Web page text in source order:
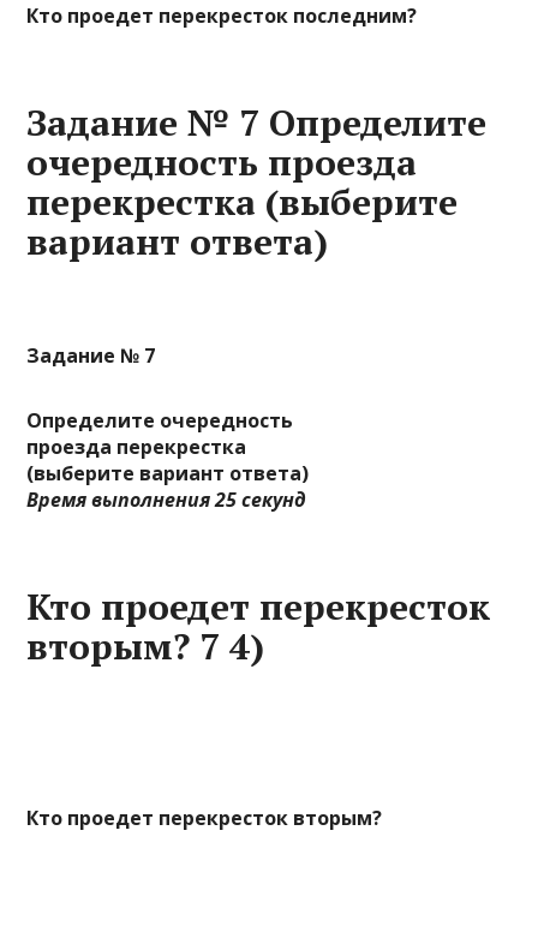
Кто проедет перекресток последним?
Задание № 7 Определите
очередность проезда
перекрестка (выберите
вариант ответа)
Задание № 7
Определите очередность
проезда перекрестка
(выберите вариант ответа)
Время выполнения 25 секунд
Кто проедет перекресток
вторым? 7 4)
Кто проедет перекресток вторым?